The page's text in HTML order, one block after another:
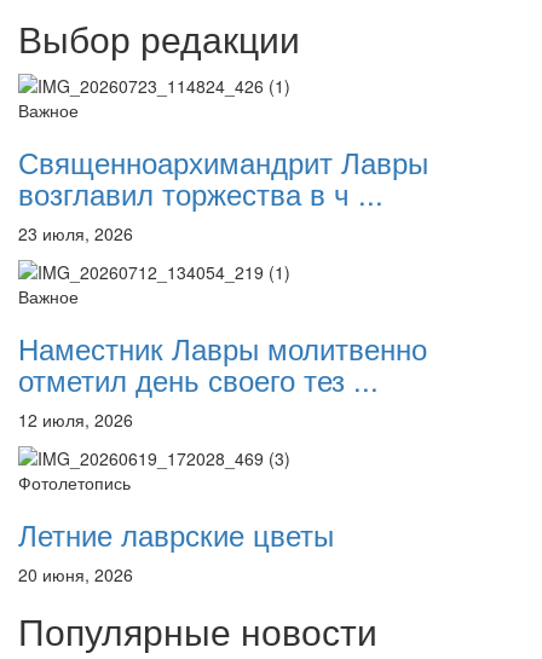
Выбор редакции
Важное
Священноархимандрит Лавры
возглавил торжества в ч ...
23 июля, 2026
Важное
Наместник Лавры молитвенно
отметил день своего тез ...
12 июля, 2026
Фотолетопись
Летние лаврские цветы
20 июня, 2026
Популярные новости